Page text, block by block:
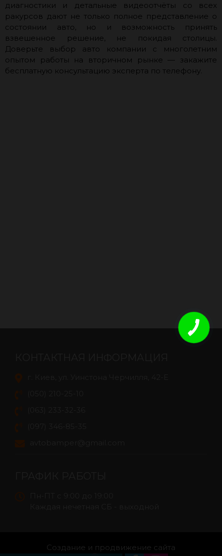
диагностики и детальные видеоотчёты со всех
ракурсов дают не только полное представление о
состоянии авто, но и возможность принять
взвешенное решение, не покидая столицы.
Доверьте выбор авто компании с многолетним
опытом работы на вторичном рынке — закажите
бесплатную консультацию эксперта по телефону.
Создание и продвижение сайта